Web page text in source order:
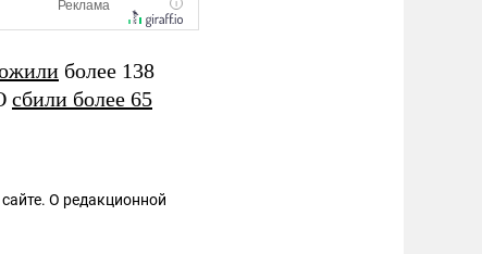
более 138
сбили более 65
сайте. О редакционной